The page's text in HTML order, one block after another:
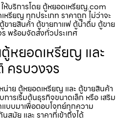
บริการโดย ตู้หยอดเหรียญ.com
รียญ ทุกประเภท ราคาถูก ไม่ว่าจะ
ายสินค้า ตู้ขายกาแฟ ตู้น้ำดื่ม ตู้ขาย
พร้อมจัดส่งทั่วประเทศ
หยอดเหรียญ และ
ครบวงจร
น่าย ตู้หยอดเหรียญ และ ตู้ขายสินค้า
ารเริ่มต้นธุรกิจขนาดเล็ก หรือ เสริม
บบมาเพื่อตอบโจทย์ทุกความ
สมัย และ ราคาที่เข้าถึงได้